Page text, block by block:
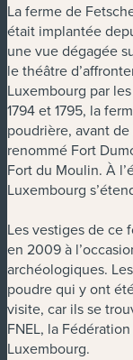
La ferme de
était implantée
une vue dégagée
le théâtre
Luxembourg par
1794 et 1795, la
poudrière, avant
renommé Fort
Fort du Moulin. À
Luxembourg
Les vestiges de ce
en 2009 à
archéologiques.
poudre qui y ont
visite, car ils se
FNEL, la
Luxembourg.